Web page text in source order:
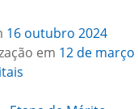
16 outubro 2024
em 12 de março